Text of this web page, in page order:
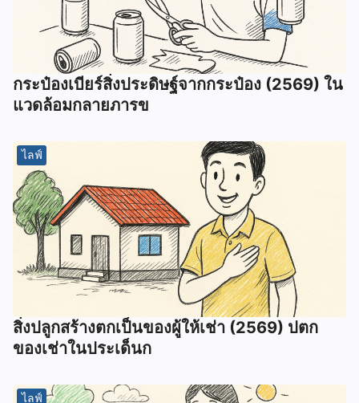
กระป๋องเบียร์สิ่งประดิษฐ์จากกระป๋อง (2569) ใน
แวดล้อมกลายภารข
ไลฟ์
สิ่งปลูกสร้างตกเป็นของผู้ให้เช่า (2569) ปตก
ของเช่าในประเด็นก
ไลฟ์